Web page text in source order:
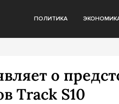
ПОЛИТИКА
о
Track S10